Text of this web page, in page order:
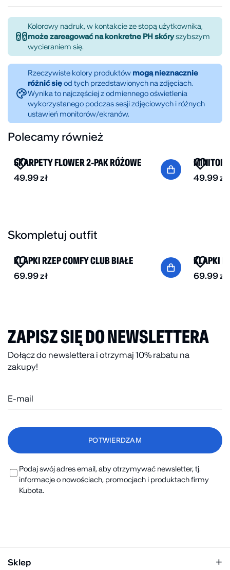
Ikona w wersji Comfy Club
To model, który zna każdy, ale tutaj zyskuje bardziej
playful charakter. Klasyczna konstrukcja została
uzupełniona o motyw chmurki, symbol komfortu, który
nadaje całości lekkości i wyróżnia ten wariant. Pianka
EVA odpowiada za wygodę przy każdym kroku, a
regulowany rzep pozwala dopasować klapki dokładnie
tak, jak lubisz. Grafika od@holiday.worksspina całość
wizualnie, dodając jej świeżości i unikalnego klimatu.
Prosto, funkcjonalnie i z wyraźnym charakterem.
Do czyszczenia cholewki i podeszwy można użyć gąbki
lub ręcznika nasączonych wodą ze środkiem piorącym
– mydłem lub proszkiem. Delikatnie pocierać aż do
czystości. Buty należy suszyć w ciepłym
pomieszczeniu unikając nasłonecznienia.
Kolorowy nadruk, w kontakcie ze stopą użytkownika,
może zareagować na konkretne PH skóryszybszym
wycieraniem się.
Rzeczywiste kolory produktów mogą nieznacznie
różnić sięod tych przedstawionych na zdjęciach.
Wynika to najczęściej z odmiennego oświetlenia
wykorzystanego podczas sesji zdjęciowych i różnych
ustawień monitorów/ekranów.
Polecamy również
NOWOŚĆ
SKARPETY FLOWER 2-PAK RÓŻOWE
49.99zł 49.99zł
Skompletuj outfit
NOWOŚĆ
KLAPKI RZEP COMFY CLUB BIAŁE
69.99zł
KLAPKI
69.99zł
ZAPISZ SIĘ DO NEWSLETTERA
Dołącz do newslettera i otrzymaj 10% rabatu na
zakupy!
Podaj swój adres email, aby otrzymywać newsletter, tj.
informacje o nowościach, promocjach i produktach firmy
Kubota.
Sklep